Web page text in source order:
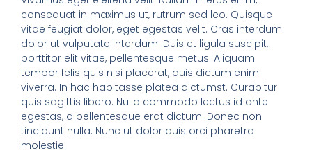
consequat in maximus ut, rutrum sed leo. Quisque
vitae feugiat dolor, eget egestas velit. Cras interdum
dolor ut vulputate interdum. Duis et ligula suscipit,
porttitor elit vitae, pellentesque metus. Aliquam
tempor felis quis nisi placerat, quis dictum enim
viverra. In hac habitasse platea dictumst. Curabitur
quis sagittis libero. Nulla commodo lectus id ante
egestas, a pellentesque erat dictum. Donec non
tincidunt nulla. Nunc ut dolor quis orci pharetra
molestie.